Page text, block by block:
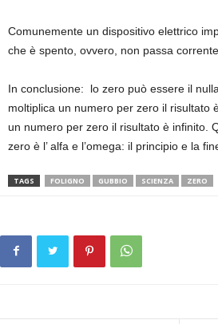
Comunemente un dispositivo elettrico
che è spento, ovvero, non passa
In conclusione: lo zero può essere il
moltiplica un numero per zero il risultato
un numero per zero il risultato è infinito.
zero è l’ alfa e l’omega: il principio e la
TAGS FOLIGNO GUBBIO SCIENZA ZERO